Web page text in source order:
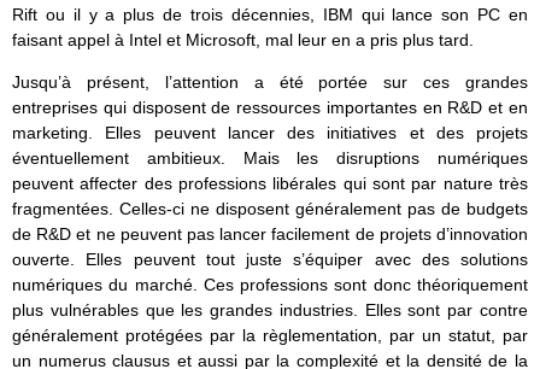
Rift ou il y a plus de trois décennies, IBM qui lance son PC en
faisant appel à Intel et Microsoft, mal leur en a pris plus tard.
Jusqu’à présent, l’attention a été portée sur ces grandes
entreprises qui disposent de ressources importantes en R&D et en
marketing. Elles peuvent lancer des initiatives et des projets
éventuellement ambitieux. Mais les disruptions numériques
peuvent affecter des professions libérales qui sont par nature très
fragmentées. Celles-ci ne disposent généralement pas de budgets
de R&D et ne peuvent pas lancer facilement de projets d’innovation
ouverte. Elles peuvent tout juste s’équiper avec des solutions
numériques du marché. Ces professions sont donc théoriquement
plus vulnérables que les grandes industries. Elles sont par contre
généralement protégées par la règlementation, par un statut, par
un numerus clausus et aussi par la complexité et la densité de la